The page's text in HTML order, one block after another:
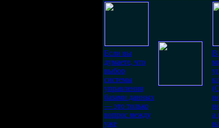
Если вы
думаете, что
выбор
системы
управления
базами данных
— это только
вопрос между
уже
В
а